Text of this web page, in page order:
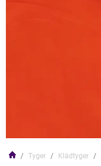
Tyger Klädtyger